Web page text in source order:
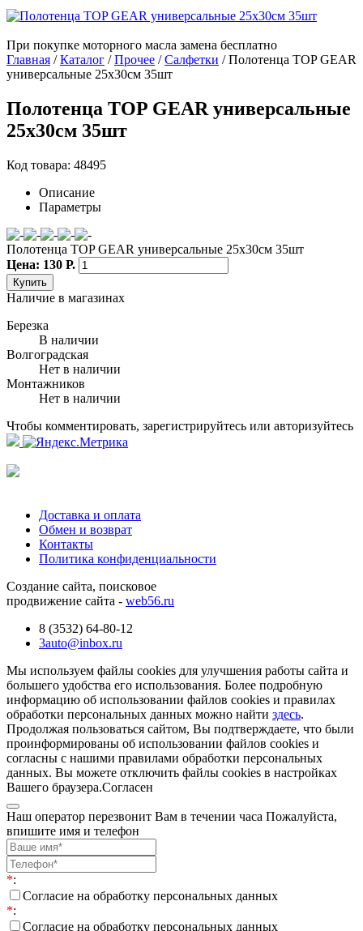
При покупке моторного масла замена бесплатно
Главная /Каталог /Прочее /Салфетки /Полотенца TOP GEAR
универсальные 25x30см 35шт
Полотенца TOP GEAR универсальные
25x30см 35шт
Код товара: 48495
Описание
Параметры
Полотенца TOP GEAR универсальные 25x30см 35шт
Цена: 130 Р.
Купить
Наличие в магазинах
Березка
В наличии
Волгоградская
Нет в наличии
Монтажников
Нет в наличии
Чтобы комментировать, зарегистрируйтесь или авторизуйтесь
Доставка и оплата
Обмен и возврат
Контакты
Политика конфиденциальности
Создание сайта, поисковое
продвижение сайта - web56.ru
8 (3532) 64-80-12
3auto@inbox.ru
Мы используем файлы cookies для улучшения работы сайта и
большего удобства его использования. Более подробную
информацию об использовании файлов cookies и правилах
обработки персональных данных можно найти здесь.
Продолжая пользоваться сайтом, Вы подтверждаете, что были
проинформированы об использовании файлов cookies и
согласны с нашими правилами обработки персональных
данных. Вы можете отключить файлы cookies в настройках
Вашего браузера.Согласен
Наш оператор перезвонит Вам в течении часа Пожалуйста,
впишите имя и телефон
*:
Согласие на обработку персональных данных
*:
Согласие на обработку персональных данных